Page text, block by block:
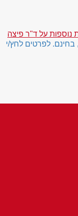
נוספות על ד"ר פיצה
לפרטים לחץ/י